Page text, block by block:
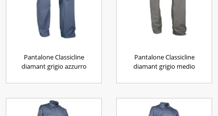
Pantalone Classicline
diamant grigio azzurro
Pantalone Classicline
diamant grigio medio